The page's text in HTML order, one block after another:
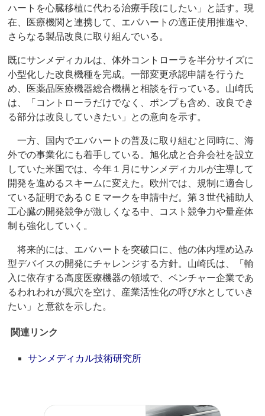
ハートを心臓移植に代わる治療手段にしたい」と話す。現
在、医療機関と連携して、エバハートの適正使用推進や、
さらなる製品改良に取り組んでいる。
既にサンメディカルは、体外コントローラを半分サイズに
小型化した改良機種を完成。一部変更承認申請を行うた
め、医薬品医療機器総合機構と相談を行っている。山崎氏
は、「コントローラだけでなく、ポンプも含め、改良でき
る部分は改良していきたい」との意向を示す。
一方、国内でエバハートの普及に取り組むと同時に、海
外での事業化にも着手している。旭化成と合弁会社を設立
していた米国では、今年１月にサンメディカルが主導して
開発を進めるスキームに変えた。欧州では、規制に適合し
ている証明であるＣＥマークを申請中だ。第３世代補助人
工心臓の開発競争が激しくなる中、コスト競争力や量産体
制も強化していく。
将来的には、エバハートを突破口に、他の体内埋め込み
型デバイスの開発にチャレンジする方針。山崎氏は、「輸
入に依存する高度医療機器の領域で、ベンチャー企業であ
るわれわれが風穴を空け、産業活性化の呼び水としていき
たい」と意欲を示した。
関連リンク
サンメディカル技術研究所